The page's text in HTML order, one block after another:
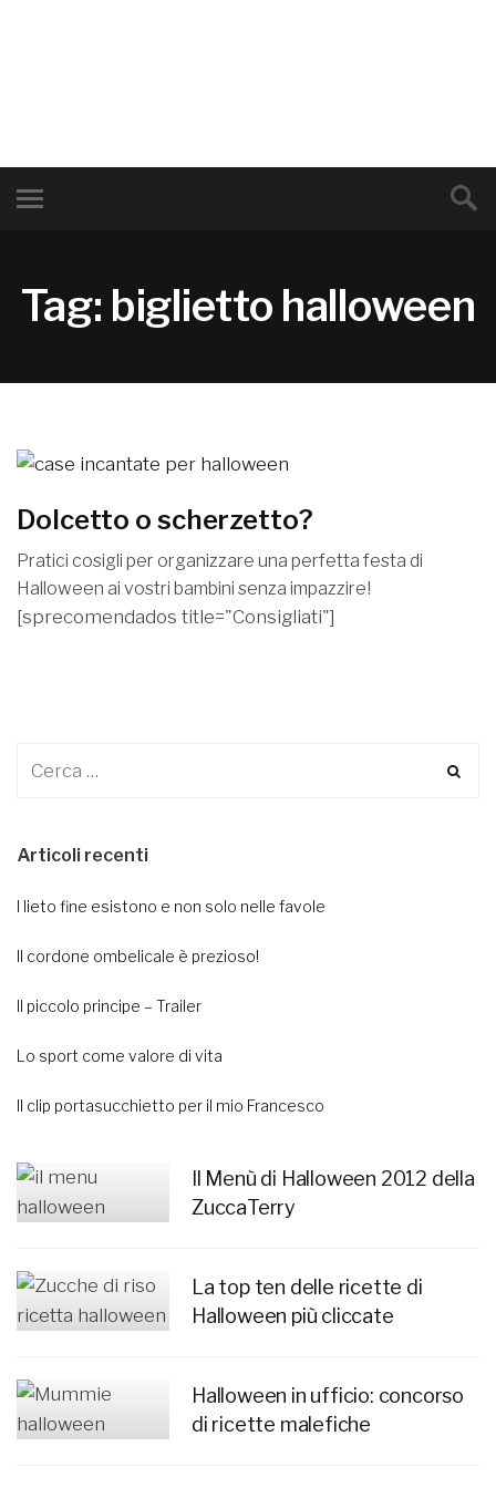
Tag: biglietto halloween
Dolcetto o scherzetto?
Pratici cosigli per organizzare una perfetta festa di
Halloween ai vostri bambini senza impazzire!
[sprecomendados title="Consigliati"]
Articoli recenti
I lieto fine esistono e non solo nelle favole
Il cordone ombelicale è prezioso!
Il piccolo principe – Trailer
Lo sport come valore di vita
Il clip portasucchietto per il mio Francesco
Il Menù di Halloween 2012 della
ZuccaTerry
La top ten delle ricette di
Halloween più cliccate
Halloween in ufficio: concorso
di ricette malefiche